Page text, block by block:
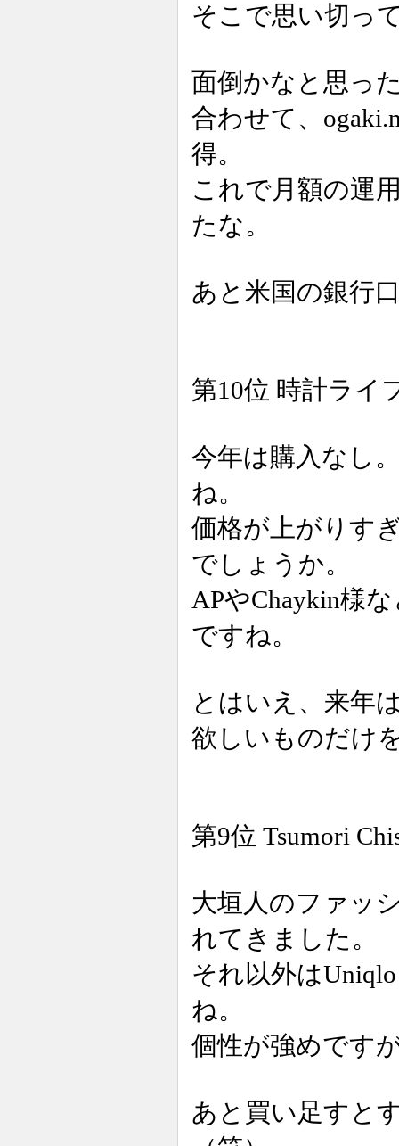
そこで思い切っ
面倒かなと思っ
合わせて、
得。
これで月額の運
たな。
あと米国の銀行
第10位 時計ライ
今年は購入なし
ね。
価格が上がりす
でしょうか。
APやChaykin様
ですね。
とはいえ、来年
欲しいものだけ
第9位 Tsumori
大垣人のファッ
れてきました。
それ以外は
ね。
個性が強めです
あと買い足すと